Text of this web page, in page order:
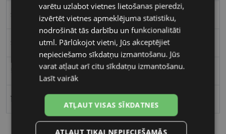
Stūrains
Sievietēm
17
varētu uzlabot vietnes lietošanas pieredzi,
izvērtēt vietnes apmeklējuma statistiku,
nodrošināt tās darbību un funkcionalitāti
utml. Pārlūkojot vietni, Jūs akceptējiet
nepieciešamo sīkdatņu izmantošanu. Jūs
varat atļaut arī citu sīkdatņu izmantošanu.
Lasīt vairāk
ATĻAUT VISAS SĪKDATNES
ATĻAUT TIKAI NEPIECIEŠAMĀS